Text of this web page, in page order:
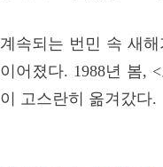
계속되는 번민 속 새
이어졌다. 1988년 봄,
이 고스란히 옮겨갔다.